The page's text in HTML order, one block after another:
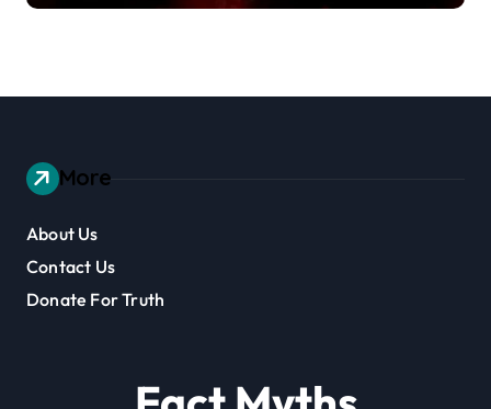
More
About Us
Contact Us
Donate For Truth